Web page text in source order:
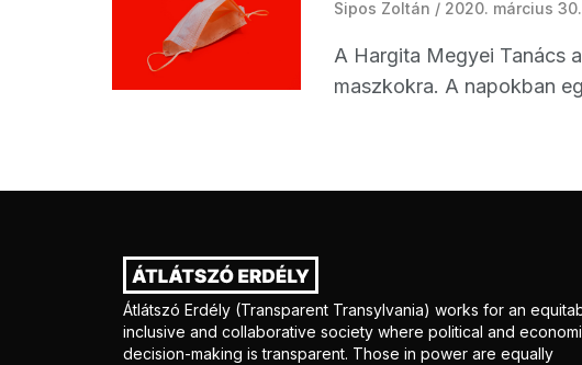
Sipos Zoltán 2020. március 30.
A Hargita Megyei Tanács
maszkokra. A napokban
Átlátszó Erdély (Transparent Transylvania) works for an
inclusive and collaborative society where political and
decision-making is transparent. Those in power are equally